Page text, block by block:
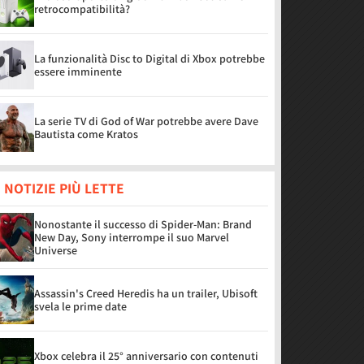
retrocompatibilità?
La funzionalità Disc to Digital di Xbox potrebbe
essere imminente
La serie TV di God of War potrebbe avere Dave
Bautista come Kratos
NOTIZIE PIÙ LETTE
Nonostante il successo di Spider-Man: Brand
New Day, Sony interrompe il suo Marvel
Universe
Assassin's Creed Heredis ha un trailer, Ubisoft
svela le prime date
Xbox celebra il 25° anniversario con contenuti